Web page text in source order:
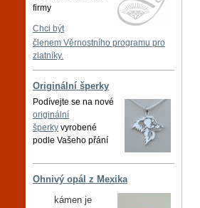
firmy
Chci být
členem Věrnostního programu pro
zlatníky.
Originální šperky
Podívejte se na nové
originální
šperky vyrobené
podle Vašeho přání
Ohnivý opál z Mexika
kámen je